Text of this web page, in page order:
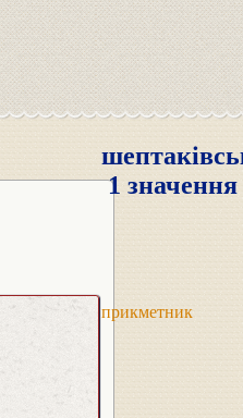
1 значення
прикметник